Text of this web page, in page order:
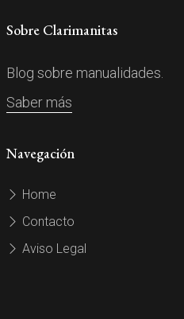
Sobre Clarimanitas
Blog sobre manualidades.
Saber más
Navegación
Home
Contacto
Aviso Legal